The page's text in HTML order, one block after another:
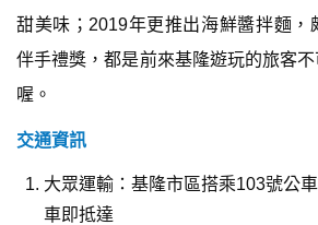
甜美味；2019年更推出海鮮醬拌麵，
伴手禮獎，都是前來基隆遊玩的旅客
喔。
交通資訊
大眾運輸：基隆市區搭乘103號公
車即抵達